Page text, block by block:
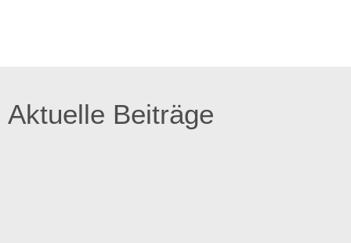
Aktuelle Beiträge